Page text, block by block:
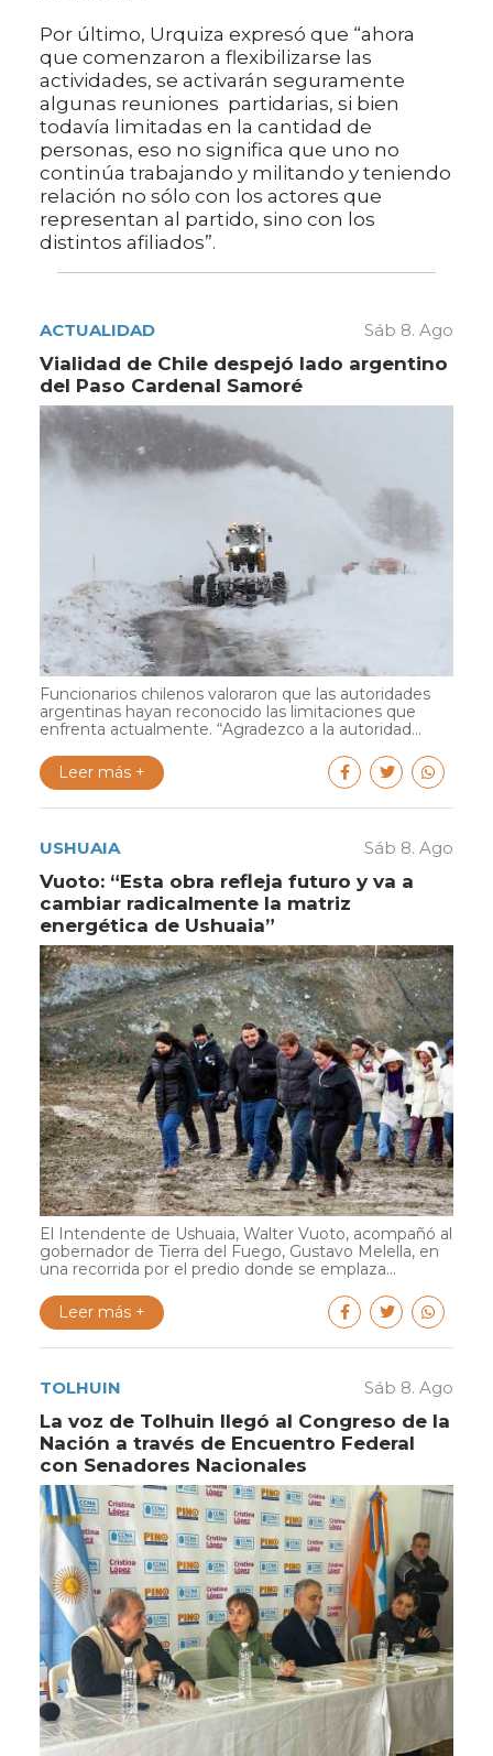
Por último, Urquiza expresó que “ahora
que comenzaron a flexibilizarse las
actividades, se activarán seguramente
algunas reuniones partidarias, si bien
todavía limitadas en la cantidad de
personas, eso no significa que uno no
continúa trabajando y militando y teniendo
relación no sólo con los actores que
representan al partido, sino con los
distintos afiliados”.
ACTUALIDAD Sáb 8. Ago
Vialidad de Chile despejó lado argentino
del Paso Cardenal Samoré
Funcionarios chilenos valoraron que las autoridades
argentinas hayan reconocido las limitaciones que
enfrenta actualmente. “Agradezco a la autoridad...
Leer más +
USHUAIA Sáb 8. Ago
Vuoto: “Esta obra refleja futuro y va a
cambiar radicalmente la matriz
energética de Ushuaia”
El Intendente de Ushuaia, Walter Vuoto, acompañó al
gobernador de Tierra del Fuego, Gustavo Melella, en
una recorrida por el predio donde se emplaza...
Leer más +
TOLHUIN Sáb 8. Ago
La voz de Tolhuin llegó al Congreso de la
Nación a través de Encuentro Federal
con Senadores Nacionales